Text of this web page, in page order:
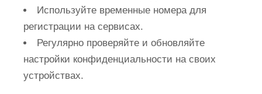
Используйте временные номера для
регистрации на сервисах.
Регулярно проверяйте и обновляйте
настройки конфиденциальности на своих
устройствах.